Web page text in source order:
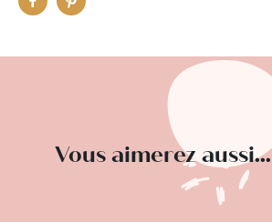
Vous aimerez aussi...